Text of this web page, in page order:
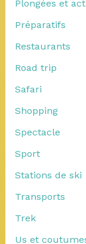
Plongées et
Préparatifs
Restaurants
Road trip
Safari
Shopping
Spectacle
Sport
Stations de ski
Transports
Trek
Us et